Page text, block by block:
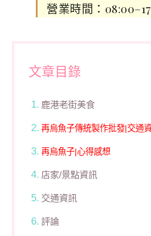
營業時間：
文章目錄
鹿港老街美食
再烏魚子傳統製作批發|交通
再烏魚子|心得感想
店家/景點資訊
交通資訊
評論